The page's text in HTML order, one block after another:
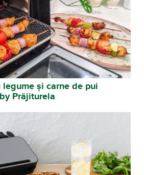
și carne de pui
Prăjiturela